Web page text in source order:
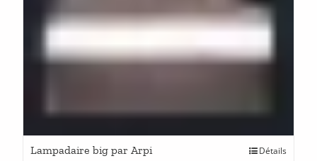
Lampadaire big par Arpi Détails